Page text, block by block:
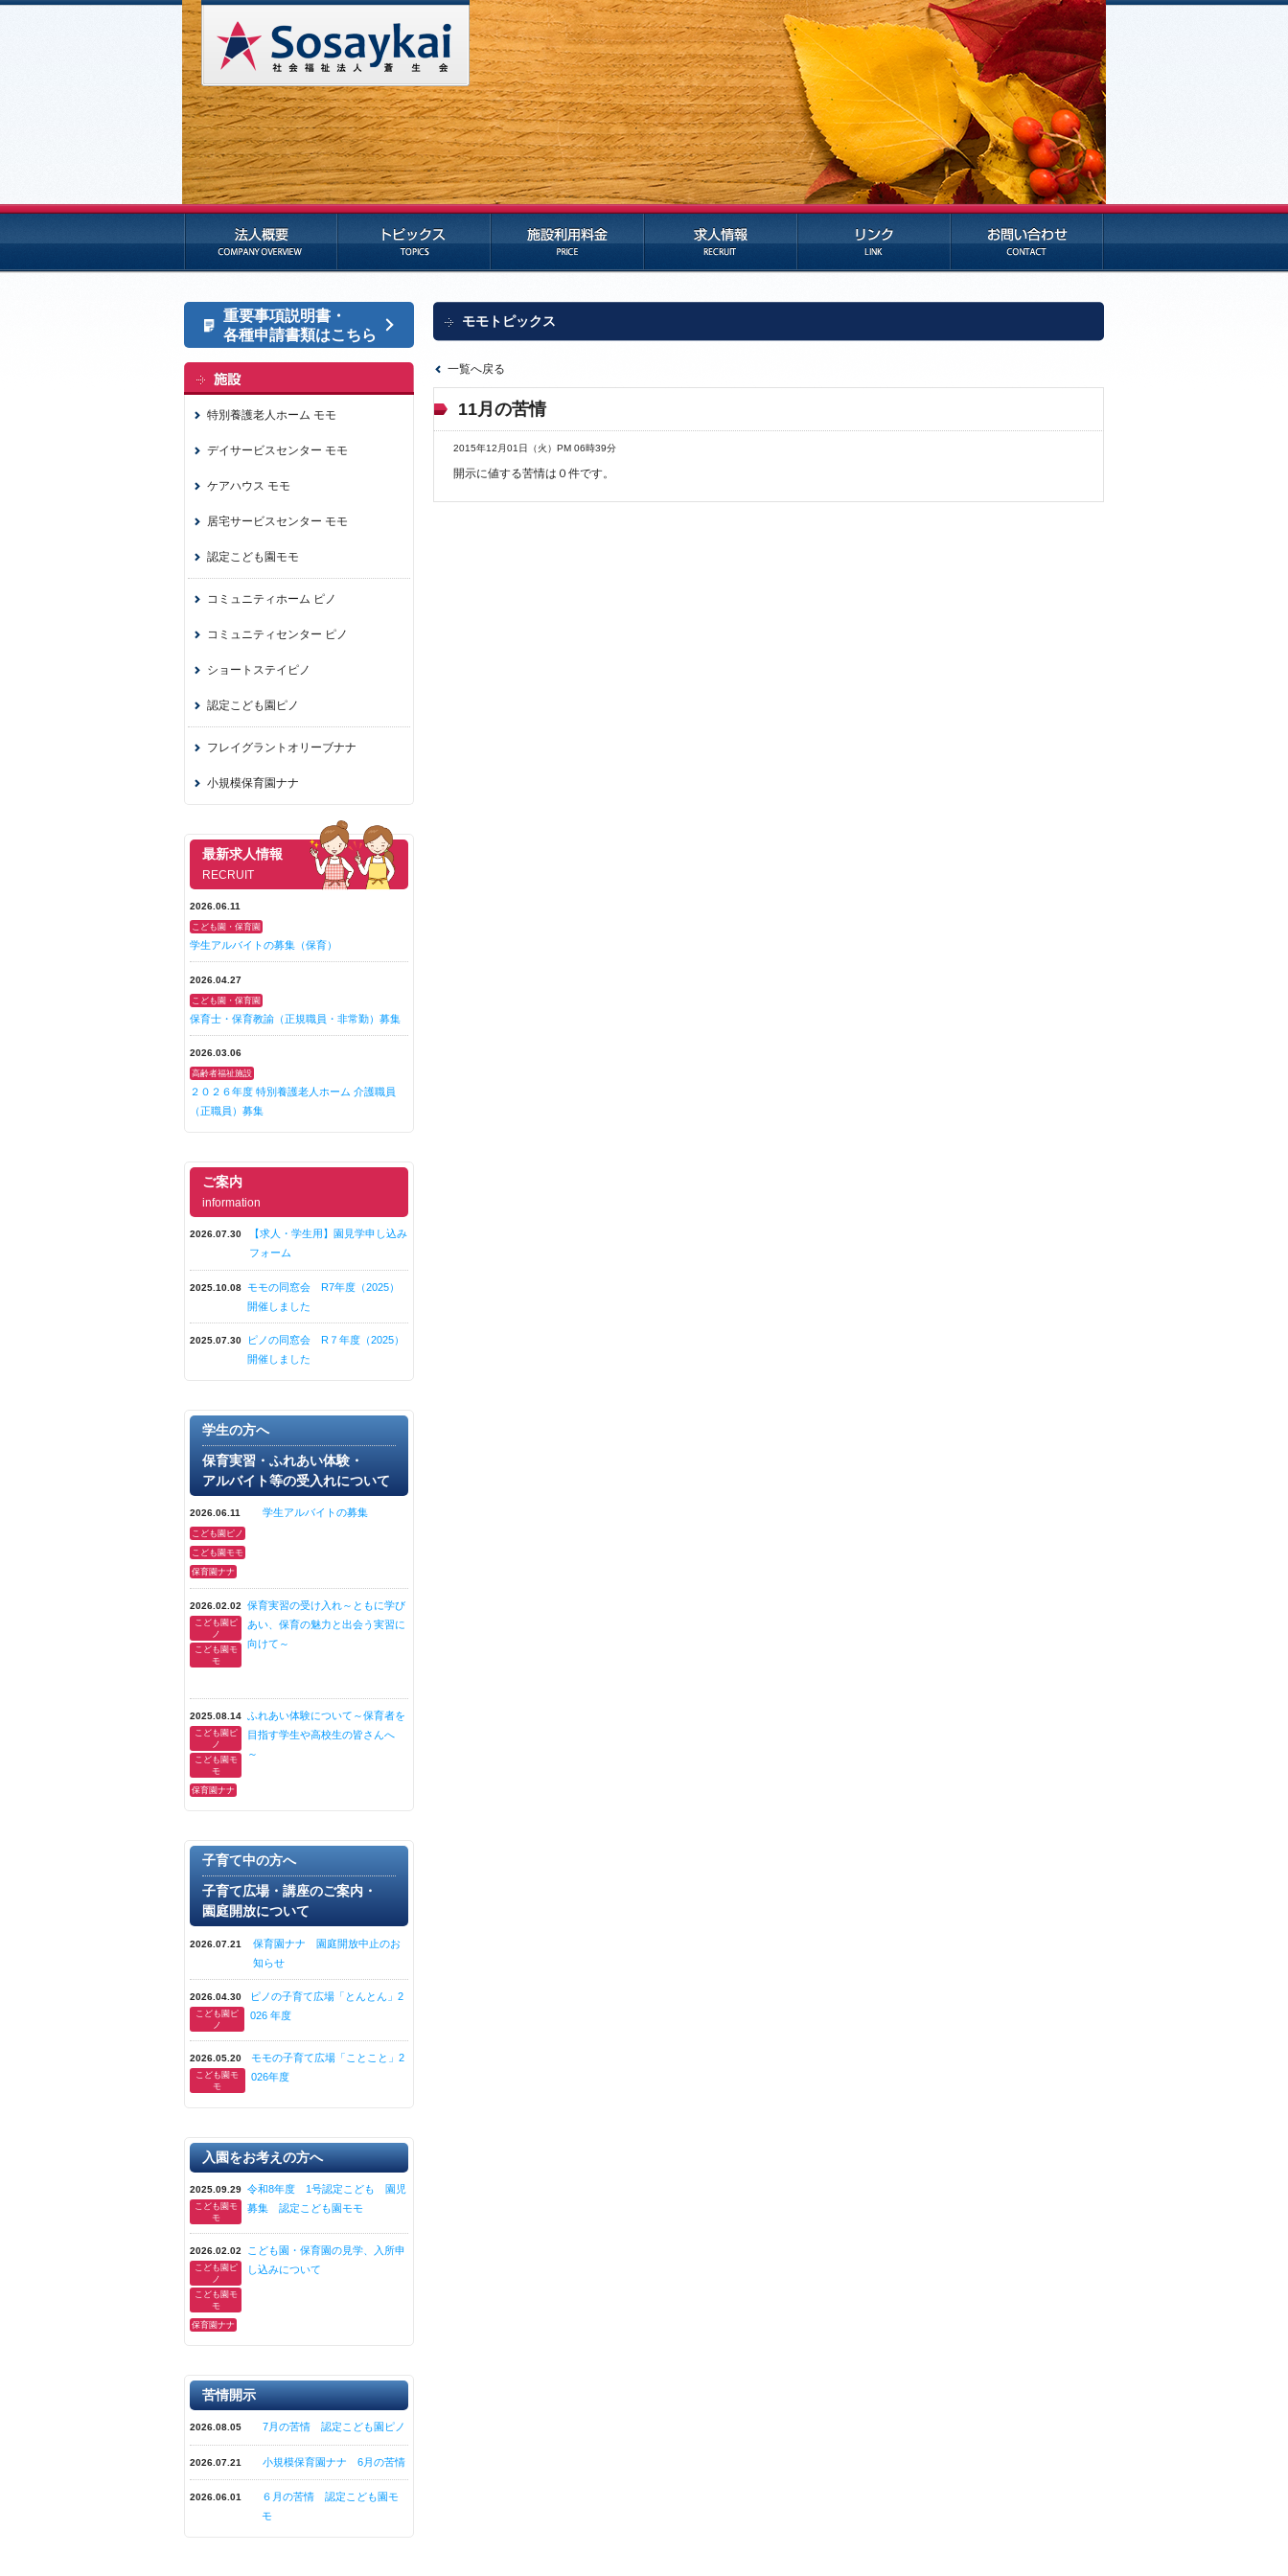
重要事項説明書・
各種申請書類はこちら
特別養護老人ホーム モモ
デイサービスセンター モモ
ケアハウス モモ
居宅サービスセンター モモ
認定こども園モモ
コミュニティホーム ピノ
コミュニティセンター ピノ
ショートステイピノ
認定こども園ピノ
フレイグラントオリーブナナ
小規模保育園ナナ
最新求人情報
RECRUIT
2026.06.11
こども園・保育園
学生アルバイトの募集（保育）
2026.04.27
こども園・保育園
保育士・保育教諭（正規職員・非常勤）募集
2026.03.06
高齢者福祉施設
２０２６年度 特別養護老人ホーム 介護職員
（正職員）募集
ご案内
information
2026.07.30
【求人・学生用】園見学申し込み
フォーム
2025.10.08 モモの同窓会 R7年度（2025）
開催しました
2025.07.30
ピノの同窓会 R７年度（2025）
開催しました
学生の方へ
保育実習・ふれあい体験・
アルバイト等の受入れについて
2026.06.11
こども園ピノ
こども園モモ
保育園ナナ
学生アルバイトの募集
2026.02.02
こども園ピ
ノ
こども園モ
モ
保育実習の受け入れ～ともに学び
あい、保育の魅力と出会う実習に
向けて～
2025.08.14
こども園ピ
ノ
こども園モ
モ
保育園ナナ
ふれあい体験について～保育者を
目指す学生や高校生の皆さんへ
～
子育て中の方へ
子育て広場・講座のご案内・
園庭開放について
2026.07.21
保育園ナナ 園庭開放中止のお
知らせ
2026.04.30
こども園ピ
ノ
ピノの子育て広場「とんとん」2
026 年度
2026.05.20
こども園モ
モ
モモの子育て広場「ことこと」2
026年度
入園をお考えの方へ
2025.09.29
こども園モ
モ
令和8年度 1号認定こども 園児
募集 認定こども園モモ
2026.02.02
こども園ピ
ノ
こども園モ
モ
保育園ナナ
こども園・保育園の見学、入所申
し込みについて
苦情開示
2026.08.05 7月の苦情 認定こども園ピノ
2026.07.21 小規模保育園ナナ 6月の苦情
2026.06.01
６月の苦情 認定こども園モ
モ
モモトピックス
一覧へ戻る
11月の苦情
2015年12月01日（火）PM 06時39分
開示に値する苦情は０件です。